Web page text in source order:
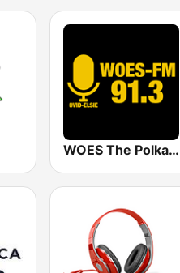
WOES The Polka Palace